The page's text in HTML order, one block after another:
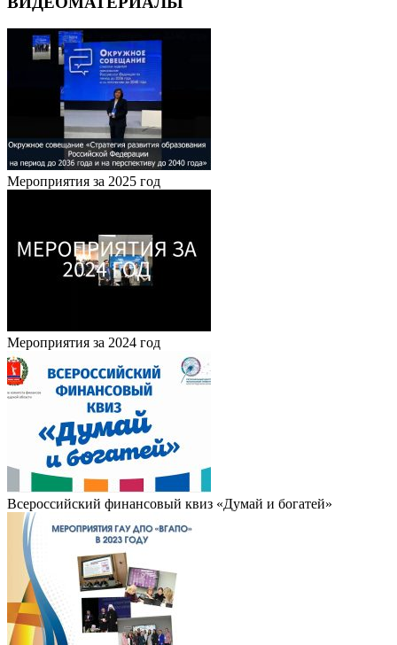
Мероприятия за 2025 год
Мероприятия за 2024 год
Всероссийский финансовый квиз «Думай и богатей»